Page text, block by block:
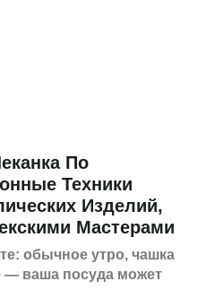
По
Техники
Изделий,
Мастерами
обычное утро, чашка
— ваша посуда может